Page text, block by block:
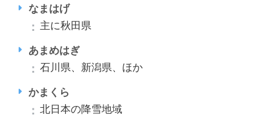
なまはげ
主に秋田県
あまめはぎ
石川県、新潟県、ほか
かまくら
北日本の降雪地域